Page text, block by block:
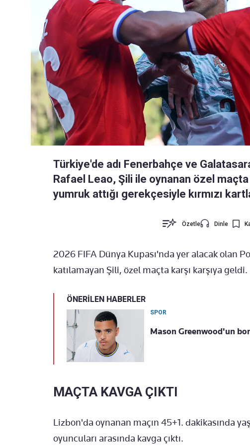
Türkiye'de adı Fenerbahçe ve
Rafael Leao, Şili ile oynanan özel
yumruk attığı gerekçesiyle kırmızı
Özetle Dinle
2026 FIFA Dünya Kupası'nda yer alacak olan
katılamayan Şili, özel maçta karşı karşıya geldi.
ÖNERİLEN HABERLER
SPOR
Mason Greenwood'un
MAÇTA KAVGA ÇIKTI
Lizbon'da oynanan maçın 45+1. dakikasında
oyuncuları arasında kavga çıktı.